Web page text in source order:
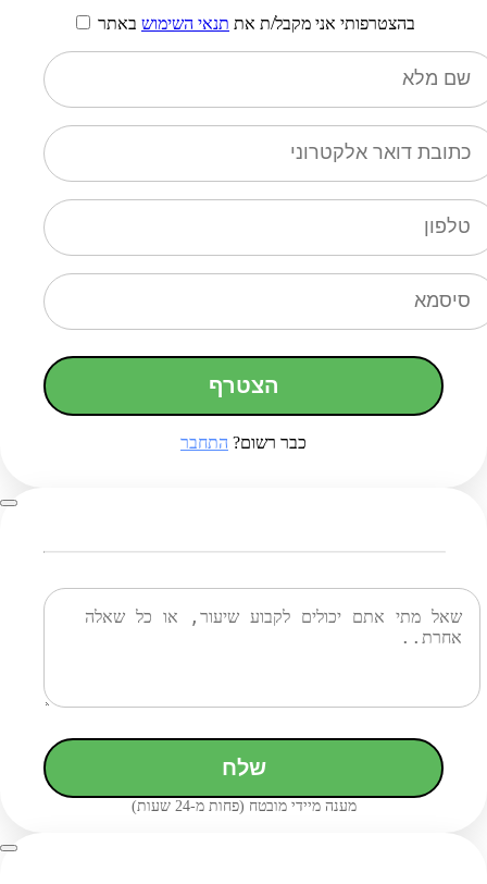
בהצטרפותי אני מקבל/ת את תנאי השימוש באתר
הצטרף
כבר רשום? התחבר
שלח
מענה מיידי מובטח (פחות מ-24 שעות)